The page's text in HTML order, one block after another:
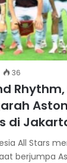
36
Rhythm,
di
All Stars
berjumpa